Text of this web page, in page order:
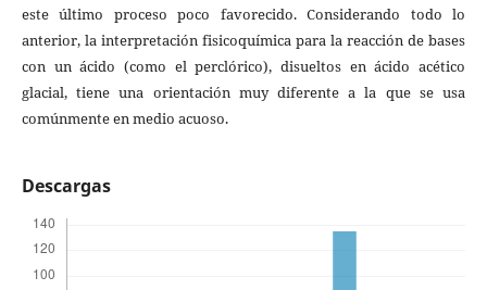
este último proceso poco favorecido. Considerando todo lo
anterior, la interpretación fisicoquímica para la reacción de bases
con un ácido (como el perclórico), disueltos en ácido acético
glacial, tiene una orientación muy diferente a la que se usa
comúnmente en medio acuoso.
Descargas